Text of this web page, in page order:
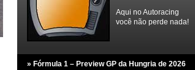
Aqui no Autoracing
você não perde nada!
» Fórmula 1 – Preview GP da Hungria de 2026